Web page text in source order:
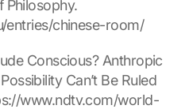
Philosophy.
entries/chinese-room/
Conscious? Anthropic
Can’t Be Ruled
www.ndtv.com/world-